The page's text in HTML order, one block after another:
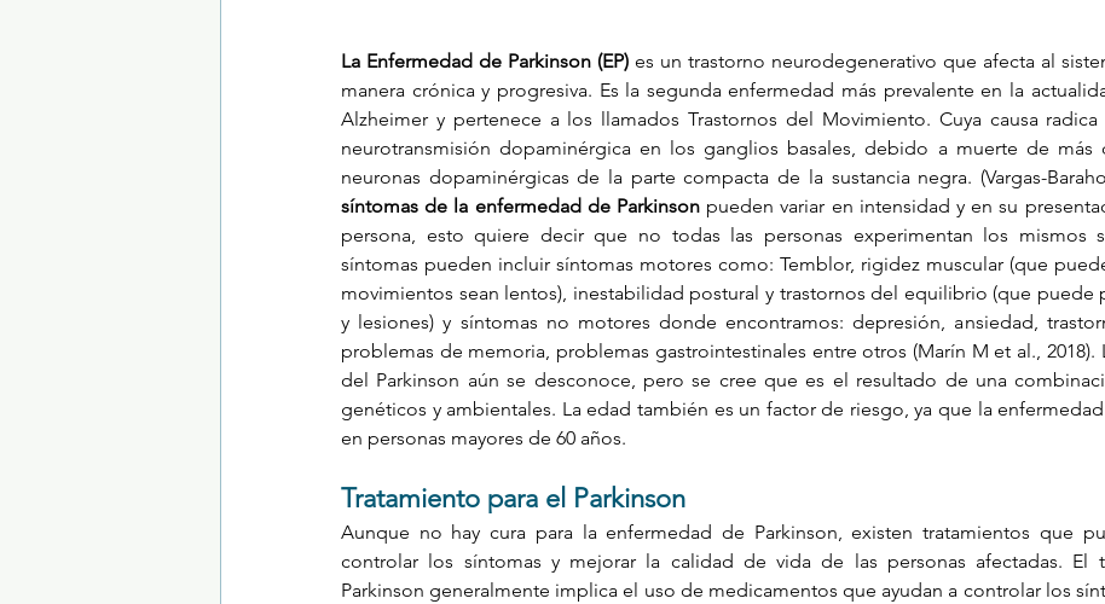
La Enfermedad de Parkinson (EP) es un trastorno neurodegenerativo que afecta al
manera crónica y progresiva. Es la segunda enfermedad más prevalente en la
Alzheimer y pertenece a los llamados Trastornos del Movimiento. Cuya causa
neurotransmisión dopaminérgica en los ganglios basales, debido a muerte de más
síntomas de la enfermedad de Parkinson pueden variar en intensidad y en su
persona, esto quiere decir que no todas las personas experimentan los mismos
síntomas pueden incluir síntomas motores como: Temblor, rigidez muscular (que
movimientos sean lentos), inestabilidad postural y trastornos del equilibrio (que puede
y lesiones) y síntomas no motores donde encontramos: depresión, ansiedad,
problemas de memoria, problemas gastrointestinales entre otros (Marín M et al., 2018).
del Parkinson aún se desconoce, pero se cree que es el resultado de una
genéticos y ambientales. La edad también es un factor de riesgo, ya que la
en personas mayores de 60 años.
Tratamiento para el Parkinson
Aunque no hay cura para la enfermedad de Parkinson, existen tratamientos que
controlar los síntomas y mejorar la calidad de vida de las personas afectadas. El
Parkinson generalmente implica el uso de medicamentos que ayudan a controlar los